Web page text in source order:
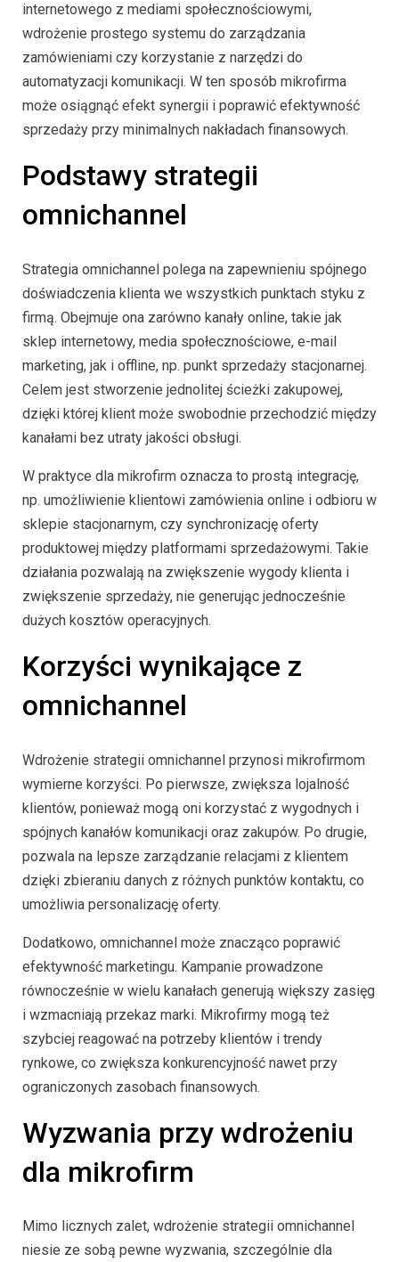
internetowego z mediami społecznościowymi,
wdrożenie prostego systemu do zarządzania
zamówieniami czy korzystanie z narzędzi do
automatyzacji komunikacji. W ten sposób mikrofirma
może osiągnąć efekt synergii i poprawić efektywność
sprzedaży przy minimalnych nakładach finansowych.
Podstawy strategii
omnichannel
Strategia omnichannel polega na zapewnieniu spójnego
doświadczenia klienta we wszystkich punktach styku z
firmą. Obejmuje ona zarówno kanały online, takie jak
sklep internetowy, media społecznościowe, e-mail
marketing, jak i offline, np. punkt sprzedaży stacjonarnej.
Celem jest stworzenie jednolitej ścieżki zakupowej,
dzięki której klient może swobodnie przechodzić między
kanałami bez utraty jakości obsługi.
W praktyce dla mikrofirm oznacza to prostą integrację,
np. umożliwienie klientowi zamówienia online i odbioru w
sklepie stacjonarnym, czy synchronizację oferty
produktowej między platformami sprzedażowymi. Takie
działania pozwalają na zwiększenie wygody klienta i
zwiększenie sprzedaży, nie generując jednocześnie
dużych kosztów operacyjnych.
Korzyści wynikające z
omnichannel
Wdrożenie strategii omnichannel przynosi mikrofirmom
wymierne korzyści. Po pierwsze, zwiększa lojalność
klientów, ponieważ mogą oni korzystać z wygodnych i
spójnych kanałów komunikacji oraz zakupów. Po drugie,
pozwala na lepsze zarządzanie relacjami z klientem
dzięki zbieraniu danych z różnych punktów kontaktu, co
umożliwia personalizację oferty.
Dodatkowo, omnichannel może znacząco poprawić
efektywność marketingu. Kampanie prowadzone
równocześnie w wielu kanałach generują większy zasięg
i wzmacniają przekaz marki. Mikrofirmy mogą też
szybciej reagować na potrzeby klientów i trendy
rynkowe, co zwiększa konkurencyjność nawet przy
ograniczonych zasobach finansowych.
Wyzwania przy wdrożeniu
dla mikrofirm
Mimo licznych zalet, wdrożenie strategii omnichannel
niesie ze sobą pewne wyzwania, szczególnie dla